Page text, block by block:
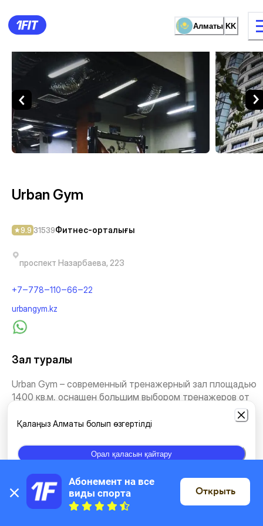
Алматы KK
жаттығу түрі Әйелдерге арналған
Urban Gym — Фитнес-
Urban Gym
9.9 31539Фитнес-орталығы
проспект Назарбаева, 223
+7‒778‒110‒66‒22
urbangym.kz
Зал туралы
Urban Gym – современный тренажерный зал площадью
1400 кв.м, оснащен большим выбором тренажеров от
Жаттығу түрлері
Жаттығу залы Өздігінен жаттығу Йога Стретчинг
Картада
Қалаңыз Алматы болып өзгертілді
Орал қаласын қайтару
Абонемент на все
виды спорта
Открыть